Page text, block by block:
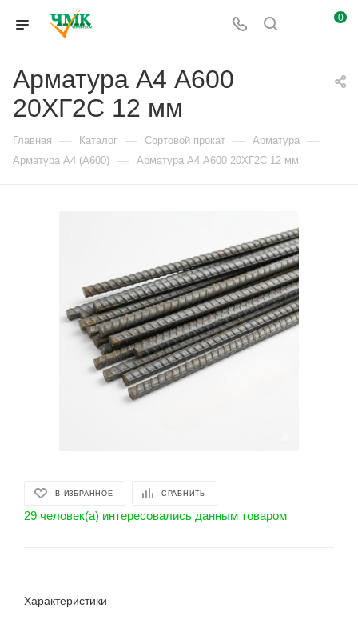
0
Арматура А4 А600
20ХГ2С 12 мм
Главная — Каталог — Сортовой прокат — Арматура —
Арматура А4 (А600) — Арматура А4 А600 20ХГ2С 12 мм
В ИЗБРАННОЕ СРАВНИТЬ
29 человек(а) интересовались данным товаром
Характеристики